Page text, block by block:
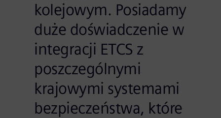
kolejowym. Posiadamy
duże doświadczenie w
integracji ETCS z
poszczególnymi
krajowymi systemami
bezpieczeństwa, które